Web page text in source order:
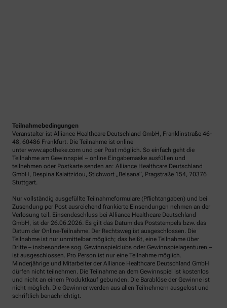
Teilnahmebedingungen
Veranstalter ist Alliance Healthcare Deutschland GmbH, Franklinstraße 46-
48, 60486 Frankfurt. Die Teilnahme ist online
unter www.apotheke.com und per Post möglich. So einfach geht die
Teilnahme am Gewinnspiel – online Eingabemaske ausfüllen und
teilnehmen oder Postkarte senden an: Alliance Healthcare Deutschland
GmbH, Despina Kalaitzidou, Stichwort „Belsana“, Pragstraße 154, 70376
Stuttgart.
Nur vollständig ausgefüllte Teilnahmeformulare (Pflichtangaben) und bei
Zusendung per Post ausreichend frankierte Einsendungen nehmen an der
Verlosung teil. Einsendeschluss bei Alliance Healthcare Deutschland
GmbH, ist der 26.06.2026. Es gilt das Datum des Poststempels bzw. das
Datum der Online-Teilnahme. Der Rechtsweg ist ausgeschlossen. Die
Teilnahme ist nur unmittelbar möglich; das heißt, eine Teilnahme über
Dritte – insbesondere sog. Gewinnspielclubs oder Gewinnspielagenturen –
ist ausgeschlossen. Pro Person ist nur eine Teilnahme möglich.
Minderjährige und Mitarbeiter der Alliance Healthcare Deutschland GmbH
dürfen nicht teilnehmen. Die Teilnahme an dem Gewinnspiel ist kostenlos
und nicht an einem Produktkauf gebunden. Die Barablöse der Gewinne ist
nicht möglich. Die Gewinner werden aus allen Teilnehmern ausgelost und
schriftlich benachrichtigt.